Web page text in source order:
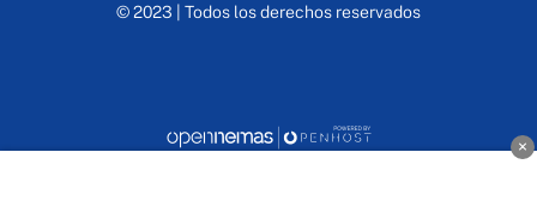
© 2023 | Todos los derechos reservados
×